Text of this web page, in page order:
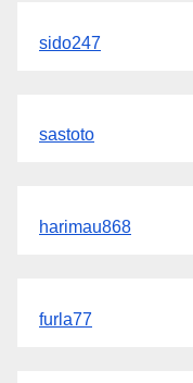
sido247
sastoto
harimau868
furla77